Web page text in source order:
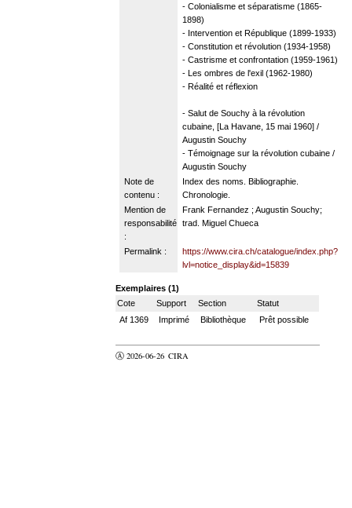
- Colonialisme et séparatisme (1865-
1898)
- Intervention et République (1899-1933)
- Constitution et révolution (1934-1958)
- Castrisme et confrontation (1959-1961)
- Les ombres de l'exil (1962-1980)
- Réalité et réflexion
- Salut de Souchy à la révolution
cubaine, [La Havane, 15 mai 1960] /
Augustin Souchy
- Témoignage sur la révolution cubaine /
Augustin Souchy
Note de
contenu :
Index des noms. Bibliographie.
Chronologie.
Mention de
responsabilité
:
Frank Fernandez ; Augustin Souchy;
trad. Miguel Chueca
Permalink :
https://www.cira.ch/catalogue/index.php?
lvl=notice_display&id=15839
Exemplaires (1)
Cote
Support Section
Statut
Af 1369
Imprimé Bibliothèque Prêt possible
Ⓐ 2026-06-26 CIRA